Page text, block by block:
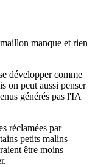
manque et rien
développer comme
on peut aussi penser
générés pas l'IA
réclamées par
petits malins
être moins